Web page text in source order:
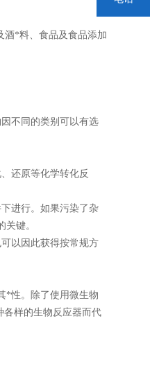
*料、食品及食品添加
不同的类别可以有选
还原等化学转化反
进行。如果污染了杂
键。
以因此获得按常规方
*性。除了使用微生物
各样的生物反应器而代